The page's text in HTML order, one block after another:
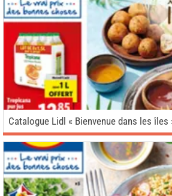
Catalogue Lidl « Bienvenue dans les îles